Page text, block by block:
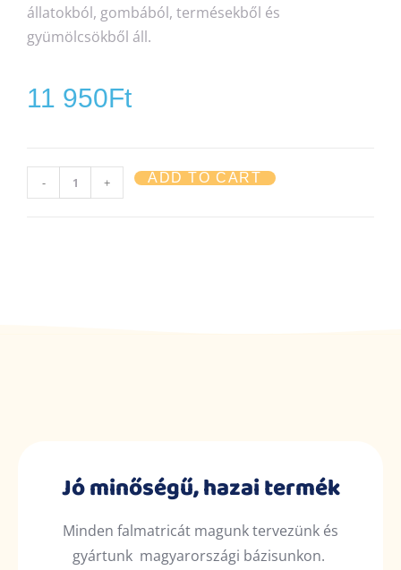
állatokból, gombából, termésekből és
gyümölcsökből áll.
11 950Ft
- + ADD TO CART
Jó minőségű, hazai termék
Minden falmatricát magunk tervezünk és
gyártunk magyarországi bázisunkon.